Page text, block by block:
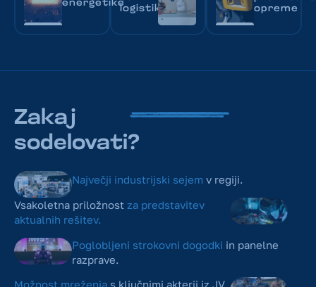
energetike
logistike
opreme
Zakaj
sodelovati?
Največji industrijski sejem v regiji.
Vsakoletna priložnost za predstavitev
aktualnih rešitev.
Poglobljeni strokovni dogodki in panelne
razprave.
Možnost mreženja s ključnimi akterji iz JV